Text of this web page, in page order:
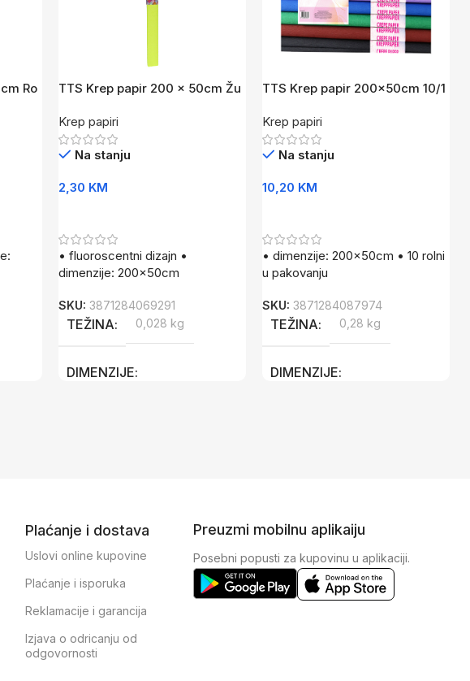
Ro
TTS Krep papir 200 x 50cm Žu
Krep papiri
Na stanju
2,30 KM
• fluoroscentni dizajn •
dimenzije: 200x50cm
SKU:3871284069291
TEŽINA 0,028 kg
DIMENZIJE
TTS Krep papir 200x50cm 10/1
Krep papiri
Na stanju
10,20 KM
• dimenzije: 200x50cm • 10 rolni
u pakovanju
SKU:3871284087974
TEŽINA 0,28 kg
DIMENZIJE
Plaćanje i dostava
Uslovi online kupovine
Plaćanje i isporuka
Reklamacije i garancija
Izjava o odricanju od
odgovornosti
Preuzmi mobilnu aplikaiju
Posebni popusti za kupovinu u aplikaciji.